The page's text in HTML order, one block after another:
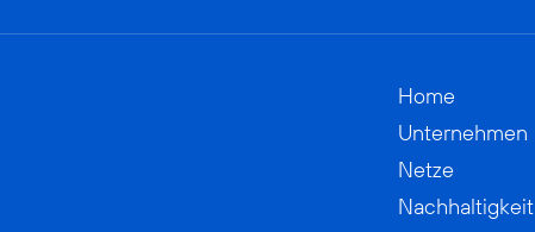
Home
Unternehmen
Netze
Nachhaltigkeit